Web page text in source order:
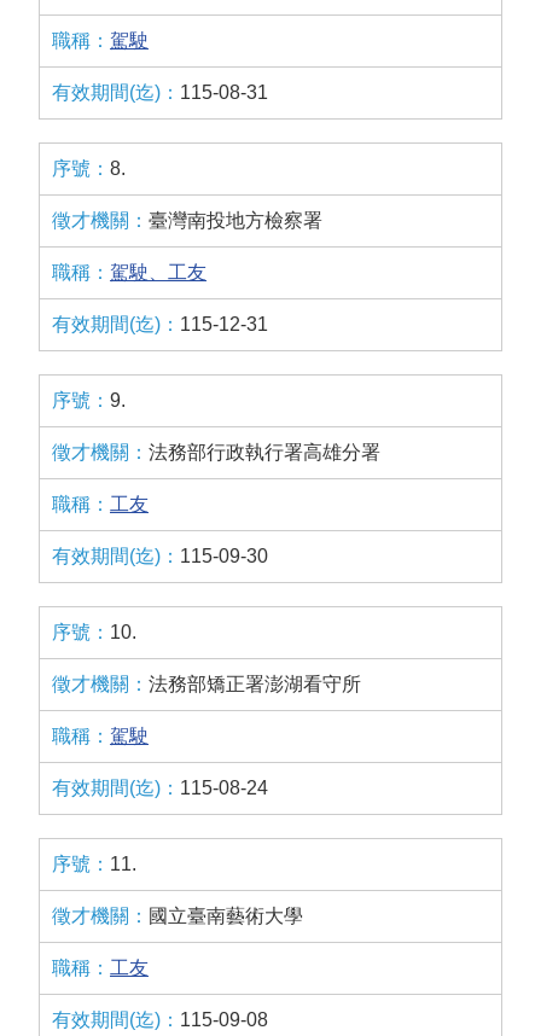
駕駛
115-08-31
8.
臺灣南投地方檢察署
駕駛、工友
115-12-31
9.
法務部行政執行署高雄分署
工友
115-09-30
10.
法務部矯正署澎湖看守所
駕駛
115-08-24
11.
國立臺南藝術大學
工友
115-09-08